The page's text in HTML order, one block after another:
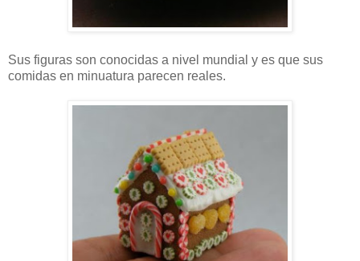
Sus figuras son conocidas a nivel mundial y es que sus
comidas en minuatura parecen reales.